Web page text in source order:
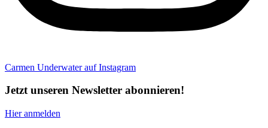
Carmen Underwater auf Instagram
Jetzt unseren Newsletter abonnieren!
Hier anmelden